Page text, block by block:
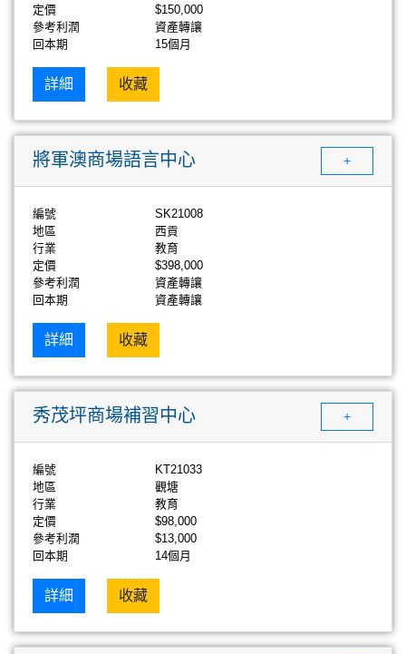
定價
$150,000
參考利潤
資產轉讓
回本期
15個月
詳細 收藏
將軍澳商場語言中心 +
編號
SK21008
地區
西貢
行業
教育
定價
$398,000
參考利潤
資產轉讓
回本期
資產轉讓
詳細 收藏
秀茂坪商場補習中心 +
編號
KT21033
地區
觀塘
行業
教育
定價
$98,000
參考利潤
$13,000
回本期
14個月
詳細 收藏